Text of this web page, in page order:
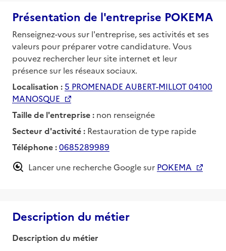
Présentation de l'entreprise POKEMA
Renseignez-vous sur l'entreprise, ses activités et ses
valeurs pour préparer votre candidature. Vous
pouvez rechercher leur site internet et leur
présence sur les réseaux sociaux.
Localisation :5 PROMENADE AUBERT-MILLOT 04100
MANOSQUE
Taille de l'entreprise : non renseignée
Secteur d'activité : Restauration de type rapide
Téléphone :0685289989
Lancer une recherche Google sur POKEMA
Description du métier
Description du métier